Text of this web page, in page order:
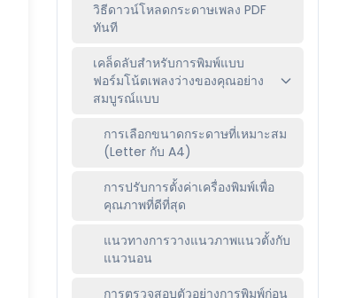
วิธีดาวน์โหลดกระดาษเพลง PDF
ทันที
เคล็ดลับสำหรับการพิมพ์แบบ
ฟอร์มโน้ตเพลงว่างของคุณอย่าง
สมบูรณ์แบบ
การเลือกขนาดกระดาษที่เหมาะสม
(Letter กับ A4)
การปรับการตั้งค่าเครื่องพิมพ์เพื่อ
คุณภาพที่ดีที่สุด
แนวทางการวางแนวภาพแนวตั้งกับ
แนวนอน
การตรวจสอบตัวอย่างการพิมพ์ก่อน